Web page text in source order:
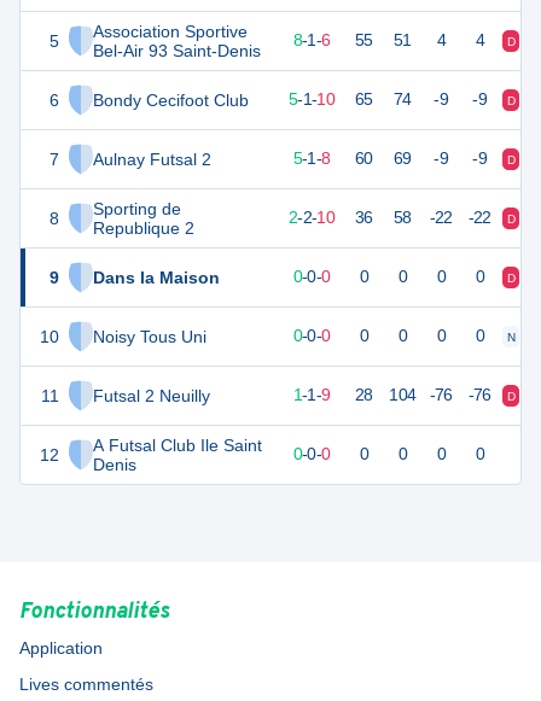
5
Association Sportive
Bel-Air 93 Saint-Denis
6 Bondy Cecifoot Club
7 Aulnay Futsal 2
8
Sporting de
Republique 2
9 Dans la Maison
10 Noisy Tous Uni
11 Futsal 2 Neuilly
12
A Futsal Club Ile Saint
Denis
24 16 8-1-6 55 51 4 4 D
16 5-1-10 65 74 -9 -9 D
5-1-8 60 69 -9 -9 D
2-2-10 36 58 -22 -22 D
0 0-0-0 0 0 0 0 D
0-0-0 0 0 0 0 N
1-1-9 28 104 -76 -76 D
0 0 0-0-0 0 0 0 0
Fonctionnalités
Application
Lives commentés